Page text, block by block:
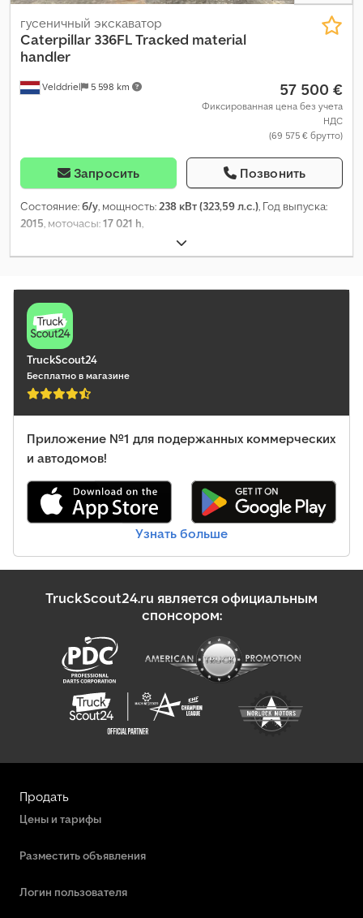
Velddriel 5 598 km
гусеничный экскаватор
Caterpillar 336FL Tracked material
handler
57 500 €
Фиксированная цена без учета
НДС
(69 575 € брутто)
Запросить Позвонить
Состояние:б/у, мощность:238 кВт (323,59 л.с.), Год выпуска:
2015, моточасы:17 021 h,
TruckScout24
Бесплатно в магазине
Приложение №1 для подержанных коммерческих
и автодомов!
Узнать больше
TruckScout24.ru является официальным
спонсором:
Продать
Цены и тарифы
Разместить объявления
Логин пользователя